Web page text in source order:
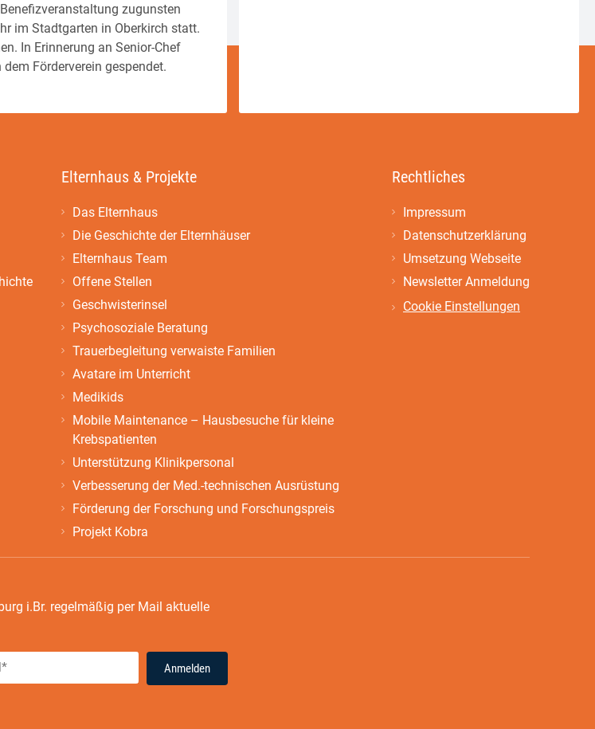
zugunsten
im Stadtgarten in Oberkirch statt.
In Erinnerung an Senior-Chef
Förderverein gespendet.
Elternhaus & Projekte
Das Elternhaus
Die Geschichte der Elternhäuser
Elternhaus Team
Offene Stellen
Geschwisterinsel
Psychosoziale Beratung
Trauerbegleitung verwaiste Familien
Avatare im Unterricht
Medikids
Mobile Maintenance – Hausbesuche für kleine
Krebspatienten
Unterstützung Klinikpersonal
Verbesserung der Med.-technischen Ausrüstung
Förderung der Forschung und Forschungspreis
Projekt Kobra
Rechtliches
Impressum
Datenschutzerklärung
Umsetzung Webseite
Newsletter Anmeldung
Cookie Einstellungen
i.Br. regelmäßig per Mail aktuelle
Anmelden